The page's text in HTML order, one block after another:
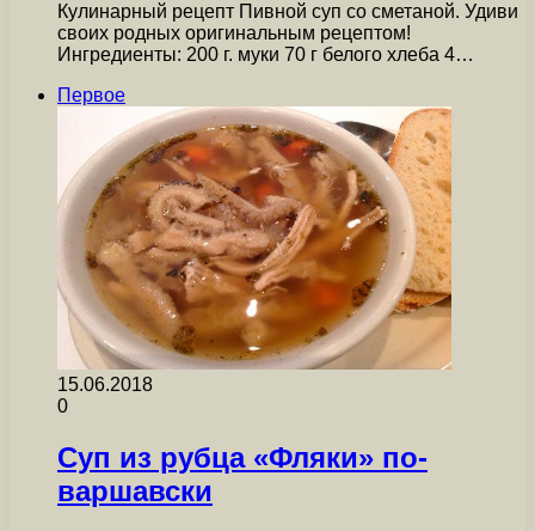
Кулинарный рецепт Пивной суп со сметаной. Удиви
своих родных оригинальным рецептом!
Ингредиенты: 200 г. муки 70 г белого хлеба 4…
Первое
15.06.2018
0
Суп из рубца «Фляки» по-
варшавски